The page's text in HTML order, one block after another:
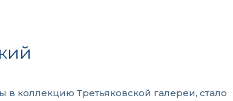
коллекцию Третьяковской галереи, стало